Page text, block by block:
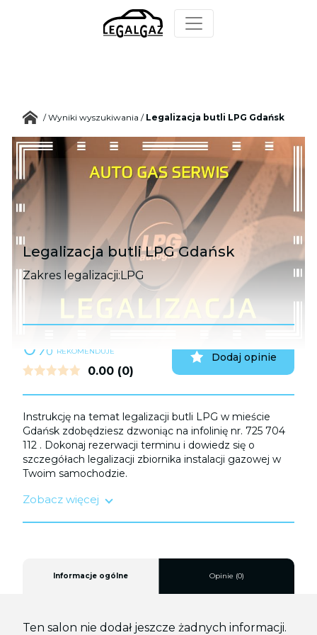
/Wyniki wyszukiwania / Legalizacja butli LPG Gdańsk
Legalizacja butli LPG Gdańsk
Zakres legalizacji:LPG
0% REKOMENDUJE
0.00 (0)
Dodaj opinie
Instrukcję na temat legalizacji butli LPG w mieście
Gdańsk zdobędziesz dzwoniąc na infolinię nr. 725 704
112 . Dokonaj rezerwacji terminu i dowiedz się o
szczegółach legalizacji zbiornika instalacji gazowej w
Twoim samochodzie.
Legalizacji zbiornika LPG należy dokonać:
bezpieczeństwa.
Zobacz więcej
Informacje ogólne Opinie (0)
Ten salon nie dodał jeszcze żadnych informacji.